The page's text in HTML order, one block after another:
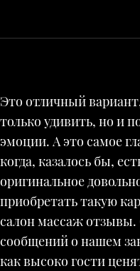
Это отличный
только удивить, но и
эмоции. А это самое
когда, казалось бы,
оригинальное
приобретать такую
салон массаж
сообщений о нашем
как высоко гости